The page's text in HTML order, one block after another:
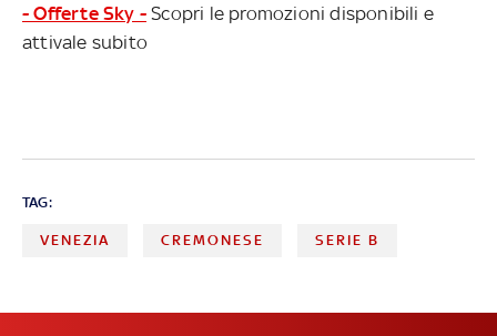
- Offerte Sky - Scopri le promozioni disponibili e
attivale subito
TAG:
VENEZIA CREMONESE SERIE B